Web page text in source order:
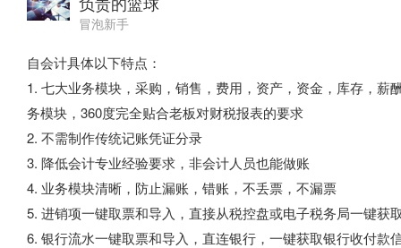
冒泡新手
自会计具体以下特点：
1. 七大业务模块，采购，销售，费用，资产，资金，库存，
务模块，360度完全贴合老板对财税报表的要求
2. 不需制作传统记账凭证分录
3. 降低会计专业经验要求，非会计人员也能做账
4. 业务模块清晰，防止漏账，错账，不丢票，不漏票
5. 进销项一键取票和导入，直接从税控盘或电子税务局一键获
6. 银行流水一键取票和导入，直连银行，一键获取银行收付款